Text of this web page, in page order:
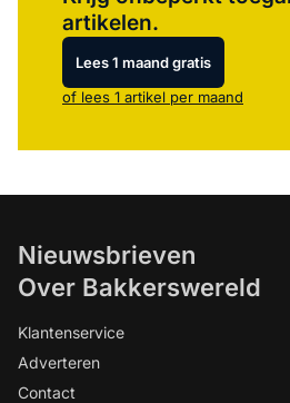
artikelen.
Lees 1 maand gratis
of lees 1 artikel per maand
Nieuwsbrieven
Over Bakkerswereld
Klantenservice
Adverteren
Contact